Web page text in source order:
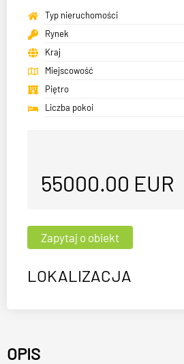
Typ nieruchomości
Rynek
Kraj
Miejscowość
Piętro
Liczba pokoi
55000.00 EUR
LOKALIZACJA
OPIS